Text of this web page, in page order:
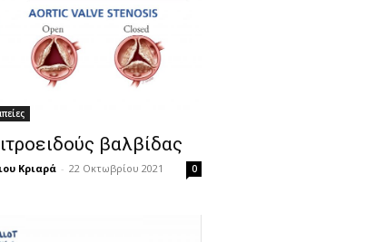
βαλβίδας
Κριαρά - 22 Οκτωβρίου 2021 0